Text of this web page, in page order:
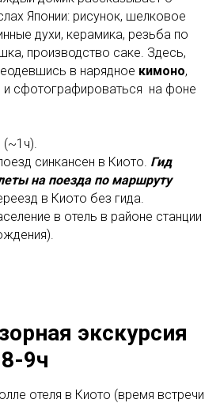
Японии: рисунок, шелковое
духи, керамика, резьба по
производство саке. Здесь,
в нарядное кимоно,
сфотографироваться на фоне
(~1ч).
синкансен в Киото. Гид
на поезда по маршруту
в Киото без гида.
в отель в районе станции
экскурсия
9ч
отеля в Киото (время встречи